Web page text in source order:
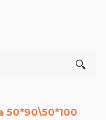
50*90\50*100